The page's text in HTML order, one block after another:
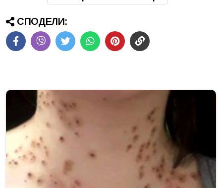
СПОДЕЛИ: